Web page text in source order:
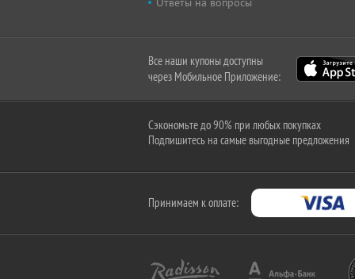
Все наши купоны доступны
через Мобильное Приложение:
Сэкономьте до 90% при любых покупках
Подпишитесь на самые выгодные предложения
Принимаем к оплате: